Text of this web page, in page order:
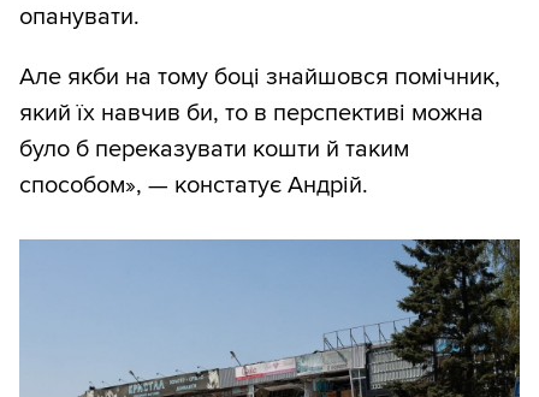
опанувати.
Але якби на тому боці знайшовся помічник,
який їх навчив би, то в перспективі можна
було б переказувати кошти й таким
способом», — констатує Андрій.